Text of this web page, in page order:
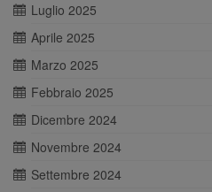
Luglio 2025
Aprile 2025
Marzo 2025
Febbraio 2025
Dicembre 2024
Novembre 2024
Settembre 2024